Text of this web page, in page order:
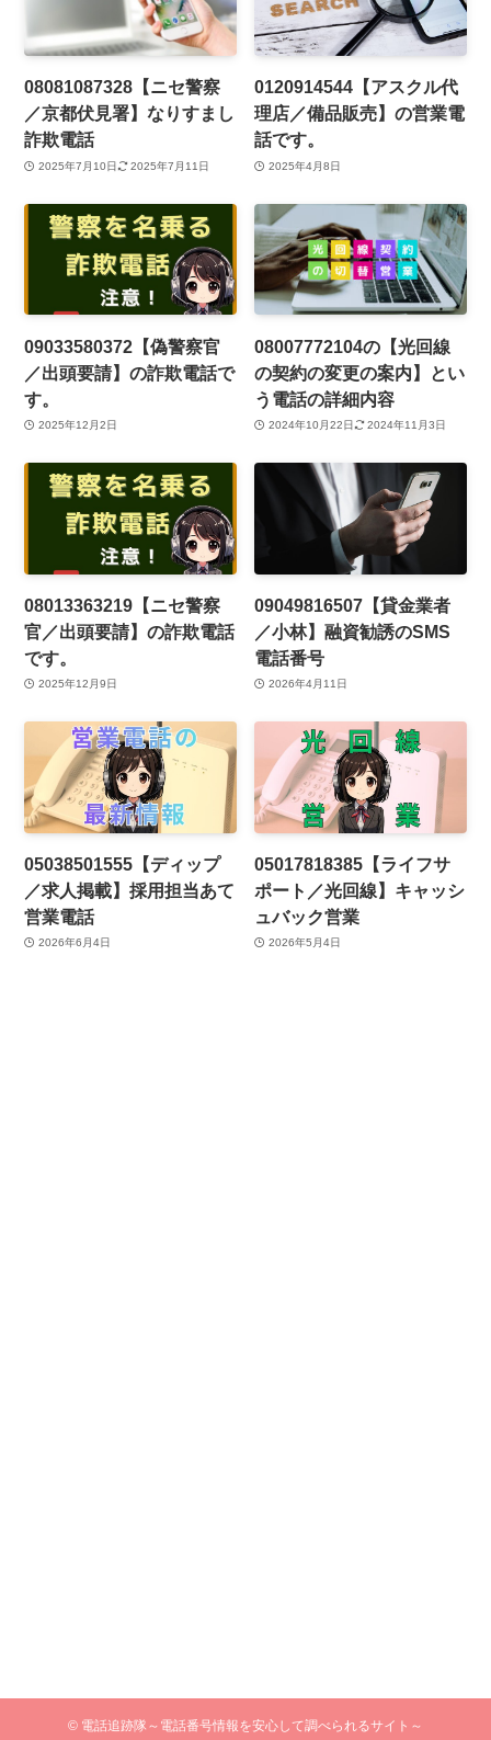
08081087328【ニセ警察
／京都伏見署】なりすまし
詐欺電話
2025年7月10日 2025年7月11日
0120914544【アスクル代
理店／備品販売】の営業電
話です。
2025年4月8日
09033580372【偽警察官
／出頭要請】の詐欺電話で
す。
2025年12月2日
08007772104の【光回線
の契約の変更の案内】とい
う電話の詳細内容
2024年10月22日 2024年11月3日
08013363219【ニセ警察
官／出頭要請】の詐欺電話
です。
2025年12月9日
09049816507【貸金業者
／小林】融資勧誘のSMS
電話番号
2026年4月11日
05038501555【ディップ
／求人掲載】採用担当あて
営業電話
2026年6月4日
05017818385【ライフサ
ポート／光回線】キャッシ
ュバック営業
2026年5月4日
© 電話追跡隊～電話番号情報を安心して調べられるサイト～